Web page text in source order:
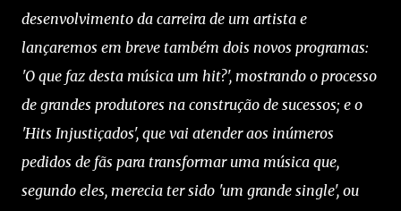
desenvolvimento da carreira de um artista e
lançaremos em breve também dois novos programas:
'O que faz desta música um hit?', mostrando o processo
de grandes produtores na construção de sucessos; e o
'Hits Injustiçados', que vai atender aos inúmeros
pedidos de fãs para transformar uma música que,
segundo eles, merecia ter sido 'um grande single', ou